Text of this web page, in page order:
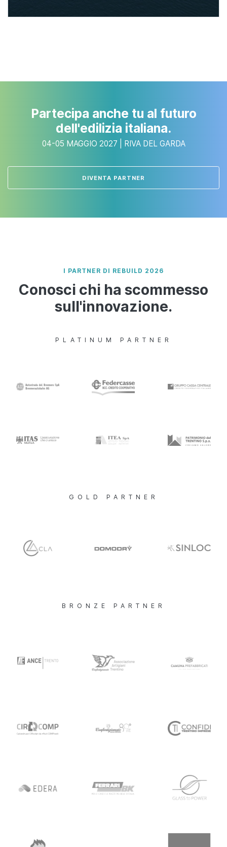
Partecipa anche tu al futuro
dell'edilizia italiana.
04-05 MAGGIO 2027 | RIVA DEL GARDA
DIVENTA PARTNER
I PARTNER DI REBUILD 2026
Conosci chi ha scommesso
sull'innovazione.
PLATINUM PARTNER
GOLD PARTNER
BRONZE PARTNER